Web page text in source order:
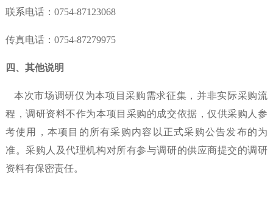
联系电话： 0754-87123068
传真电话： 0754-87279975
四、其他说明
本次市场调研仅为本项目采购需求征集，并非实际采购流
程，调研资料不作为本项目采购的成交依据，仅供采购人参
考使用，本项目的所有采购内容以正式采购公告发布的为
准。采购人及代理机构对所有参与调研的供应商提交的调研
资料有保密责任。